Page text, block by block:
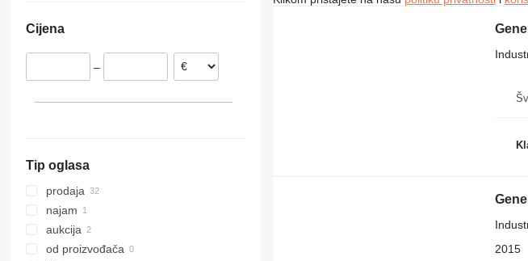
Poljska
Litvanija
Cijena
–
Tip oglasa
prodaja
najam
aukcija
od proizvođača
2015